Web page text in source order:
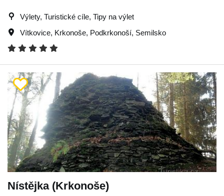
Výlety, Turistické cíle, Tipy na výlet
Vítkovice, Krkonoše, Podkrkonoší, Semilsko
Nístějka (Krkonoše)